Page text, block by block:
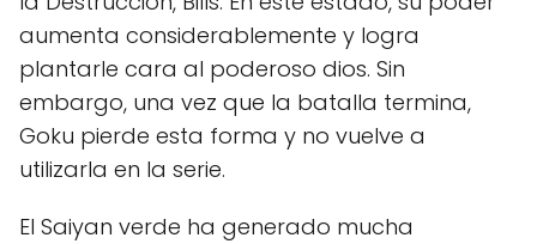
aumenta considerablemente y logra
plantarle cara al poderoso dios. Sin
embargo, una vez que la batalla termina,
Goku pierde esta forma y no vuelve a
utilizarla en la serie.
El Saiyan verde ha generado mucha